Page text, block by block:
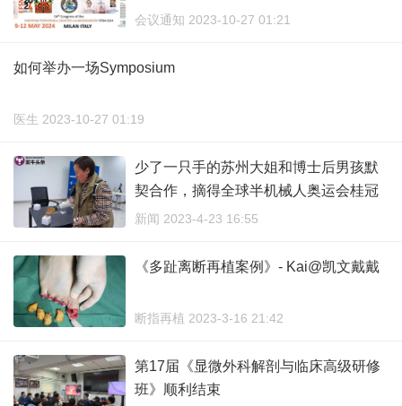
会议通知 2023-10-27 01:21
如何举办一场Symposium
医生 2023-10-27 01:19
少了一只手的苏州大姐和博士后男孩默
契合作，摘得全球半机械人奥运会桂冠
...
新闻 2023-4-23 16:55
《多趾离断再植案例》- Kai@凯文戴戴
断指再植 2023-3-16 21:42
第17届《显微外科解剖与临床高级研修
班》顺利结束